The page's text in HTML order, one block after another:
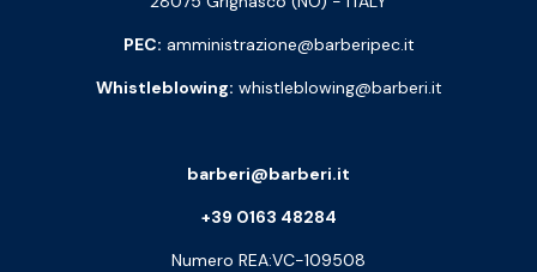
PEC: amministrazione@barberipec.it
Whistleblowing: whistleblowing@barberi.it
barberi@barberi.it
+39 0163 48284
Numero REA:VC-109508